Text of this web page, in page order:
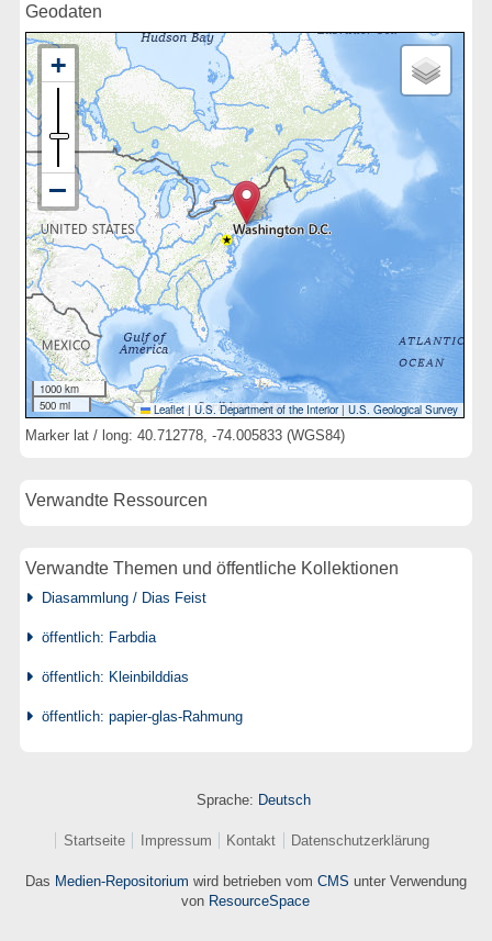
Geodaten
1000 km
500 mi
Leaflet | U.S. Department of the Interior|U.S. Geological Survey
Marker lat / long: 40.712778, -74.005833 (WGS84)
Verwandte Ressourcen
Verwandte Themen und öffentliche Kollektionen
Diasammlung / Dias Feist
öffentlich: Farbdia
öffentlich: Kleinbilddias
öffentlich: papier-glas-Rahmung
Sprache: Deutsch
Startseite Impressum Kontakt Datenschutzerklärung
Das Medien-Repositorium wird betrieben vom CMS unter Verwendung
von ResourceSpace